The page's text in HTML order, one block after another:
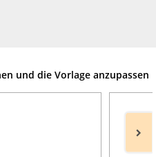
und die Vorlage anzupassen